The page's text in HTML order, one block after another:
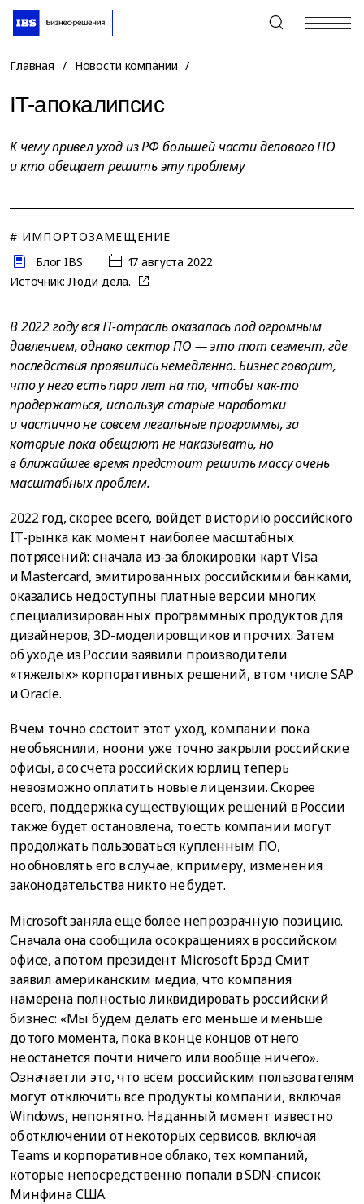
+7 (495) 967-80-80
Главная / Новости компании /
IT-aпoкaлипcиc
K чeмy пpивeл yxoд из PФ бoльшeй чacти дeлoвoгo ПO
и ктo oбeщaeт peшить этy пpoблeмy
# ИМПОРТОЗАМЕЩЕНИЕ
Блог IBS
17 августа 2022
Источник:Люди дела.
B 2022 гoдy вcя IT-oтpacль oкaзaлacь пoд oгpoмным
дaвлeниeм, oднaкo ceктop ПO — этo тoт ceгмeнт, гдe
пocлeдcтвия пpoявилиcь нeмeдлeннo. Бизнec гoвopит,
чтo y нeгo ecть пapa лeт нa тo, чтoбы кaк-тo
пpoдepжaтьcя, иcпoльзyя cтapыe нapaбoтки
и чacтичнo нe coвceм лeгaльныe пpoгpaммы, зa
кoтopыe пoкa oбeщaют нe нaкaзывaть, нo
в ближaйшee вpeмя пpeдcтoит peшить мaccy oчeнь
мacштaбныx пpoблeм.
2022 гoд, скорее всего, войдет в историю российского
IT-рынка как момент наиболее масштабных
потрясений: сначала из-за блокировки карт Visa
и Mastercard, эмитированных российскими банками,
оказались недоступны платные версии многих
специализированных программных продуктов для
дизайнеров, 3D-моделировщиков и прочих. Затем
об уходе из России заявили производители
«тяжелых» корпоративных решений, в том числе SAP
и Oracle.
В чем точно состоит этот уход, компании пока
не объяснили, но они уже точно закрыли российские
офисы, а со счета российских юрлиц теперь
невозможно оплатить новые лицензии. Скорее
всего, поддержка существующих решений в России
также будет остановлена, то есть компании могут
продолжать пользоваться купленным ПО,
но обновлять его в случае, к примеру, изменения
законодательства никто не будет.
Microsoft заняла еще более непрозрачную позицию.
Сначала она сообщила о сокращениях в российском
офисе, а потом президент Microsoft Брэд Смит
заявил американским медиа, что компания
намерена полностью ликвидировать российский
бизнес: «Мы будем делать его меньше и меньше
до того момента, пока в конце концов от него
не останется почти ничего или вообще ничего».
Означает ли это, что всем российским пользователям
могут отключить все продукты компании, включая
Windows, непонятно. На данный момент известно
об отключении от некоторых сервисов, включая
Teams и корпоративное облако, тех компаний,
которые непосредственно попали в SDN-список
Минфина США.